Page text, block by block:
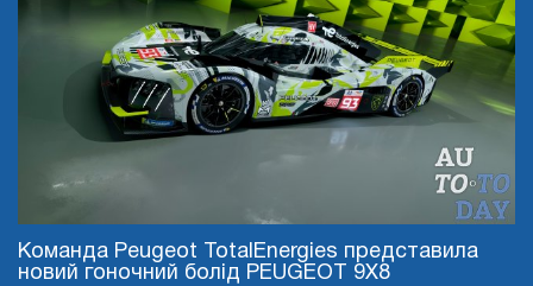
Команда Peugeot TotalEnergies представила
новий гоночний болід PEUGEOT 9X8